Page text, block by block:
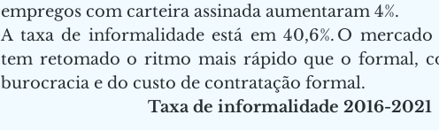
empregos com carteira assinada aumentaram 4%.
A taxa de informalidade está em 40,6%. O
tem retomado o ritmo mais rápido que o formal,
burocracia e do custo de contratação formal.
Taxa de informalidade 2016-2021